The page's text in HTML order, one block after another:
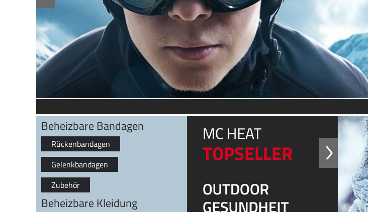
Beheizbare Bandagen
Rückenbandagen
Gelenkbandagen
Zubehör
Beheizbare Kleidung